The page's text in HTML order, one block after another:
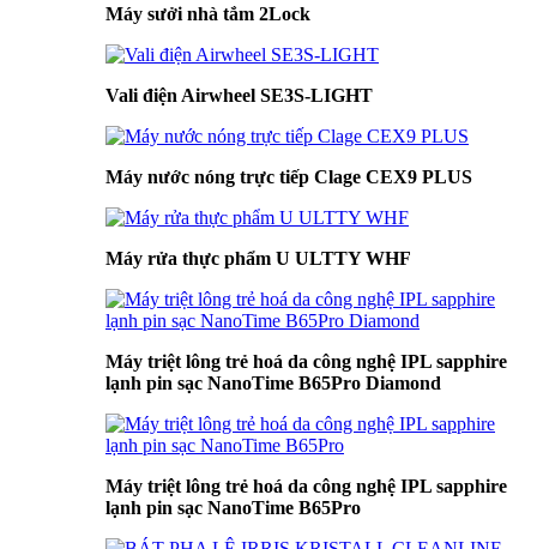
Máy sưởi nhà tắm 2Lock
Vali điện Airwheel SE3S-LIGHT
Máy nước nóng trực tiếp Clage CEX9 PLUS
Máy rửa thực phẩm U ULTTY WHF
Máy triệt lông trẻ hoá da công nghệ IPL sapphire
lạnh pin sạc NanoTime B65Pro Diamond
Máy triệt lông trẻ hoá da công nghệ IPL sapphire
lạnh pin sạc NanoTime B65Pro